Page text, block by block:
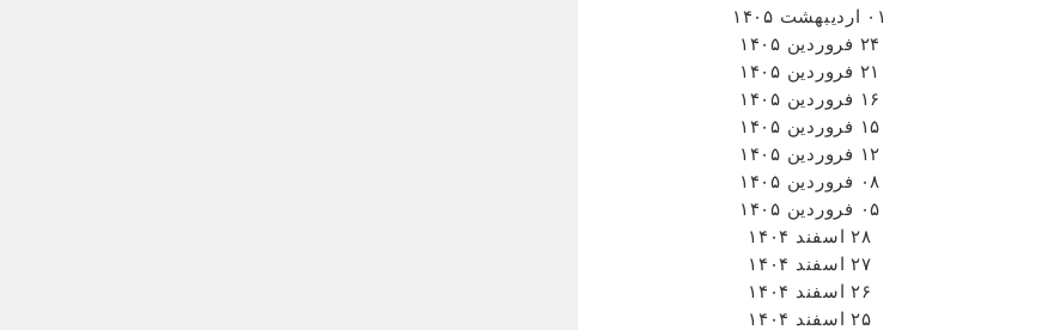
۰۱ اردیبهشت ۱۴۰۵
۲۴ فروردین ۱۴۰۵
۲۱ فروردین ۱۴۰۵
۱۶ فروردین ۱۴۰۵
۱۵ فروردین ۱۴۰۵
۱۲ فروردین ۱۴۰۵
۰۸ فروردین ۱۴۰۵
۰۵ فروردین ۱۴۰۵
۲۸ اسفند ۱۴۰۴
۲۷ اسفند ۱۴۰۴
۲۶ اسفند ۱۴۰۴
۲۵ اسفند ۱۴۰۴